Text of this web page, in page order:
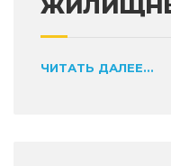
ЧИТАТЬ ДАЛЕЕ...